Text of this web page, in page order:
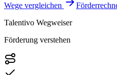
Wege vergleichen
Talentivo Wegweiser
Förderung verstehen